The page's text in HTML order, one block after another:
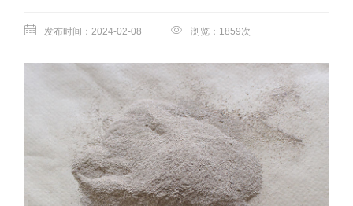
发布时间：2024-02-08 浏览：1859次